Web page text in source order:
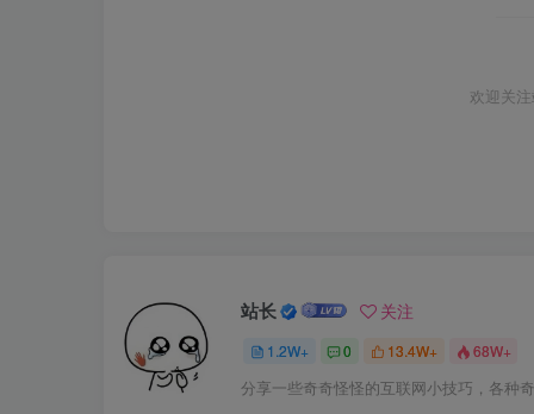
欢迎关
站长 关注
1.2W+ 0 13.4W+ 68W+
分享一些奇奇怪怪的互联网小技巧，各种